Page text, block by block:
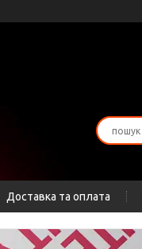
Доставка та оплата